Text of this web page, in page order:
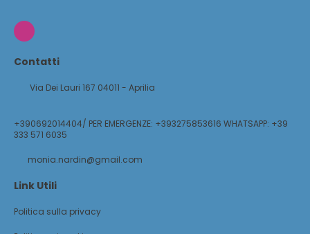
Contatti
Via Dei Lauri 167 04011 - Aprilia
+390692014404/ PER EMERGENZE: +393275853616 WHATSAPP: +39
333 571 6035
monia.nardin@gmail.com
Link Utili
Politica sulla privacy